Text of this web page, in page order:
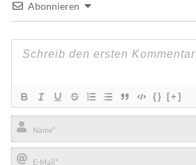
Abonnieren
{} [+]
Name*